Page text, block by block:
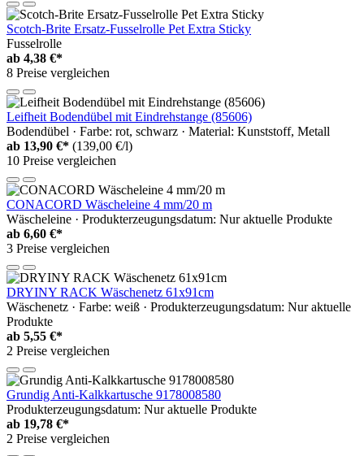
Scotch-Brite Ersatz-Fusselrolle Pet Extra Sticky
Fusselrolle
ab 4,38 €*
8 Preise vergleichen
Leifheit Bodendübel mit Eindrehstange (85606)
Bodendübel · Farbe: rot, schwarz · Material: Kunststoff, Metall
ab 13,90 €* (139,00 €/l)
10 Preise vergleichen
CONACORD Wäscheleine 4 mm/20 m
Wäscheleine · Produkterzeugungsdatum: Nur aktuelle Produkte
ab 6,60 €*
3 Preise vergleichen
DRYINY RACK Wäschenetz 61x91cm
Wäschenetz · Farbe: weiß · Produkterzeugungsdatum: Nur aktuelle
Produkte
ab 5,55 €*
2 Preise vergleichen
Grundig Anti-Kalkkartusche 9178008580
Produkterzeugungsdatum: Nur aktuelle Produkte
ab 19,78 €*
2 Preise vergleichen